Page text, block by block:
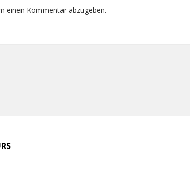
einen Kommentar abzugeben.